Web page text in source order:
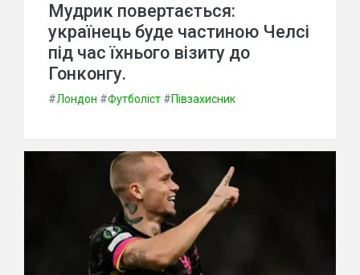
Мудрик повертається:
українець буде частиною Челсі
під час їхнього візиту до
Гонконгу.
#Лондон #Футболіст #Півзахисник